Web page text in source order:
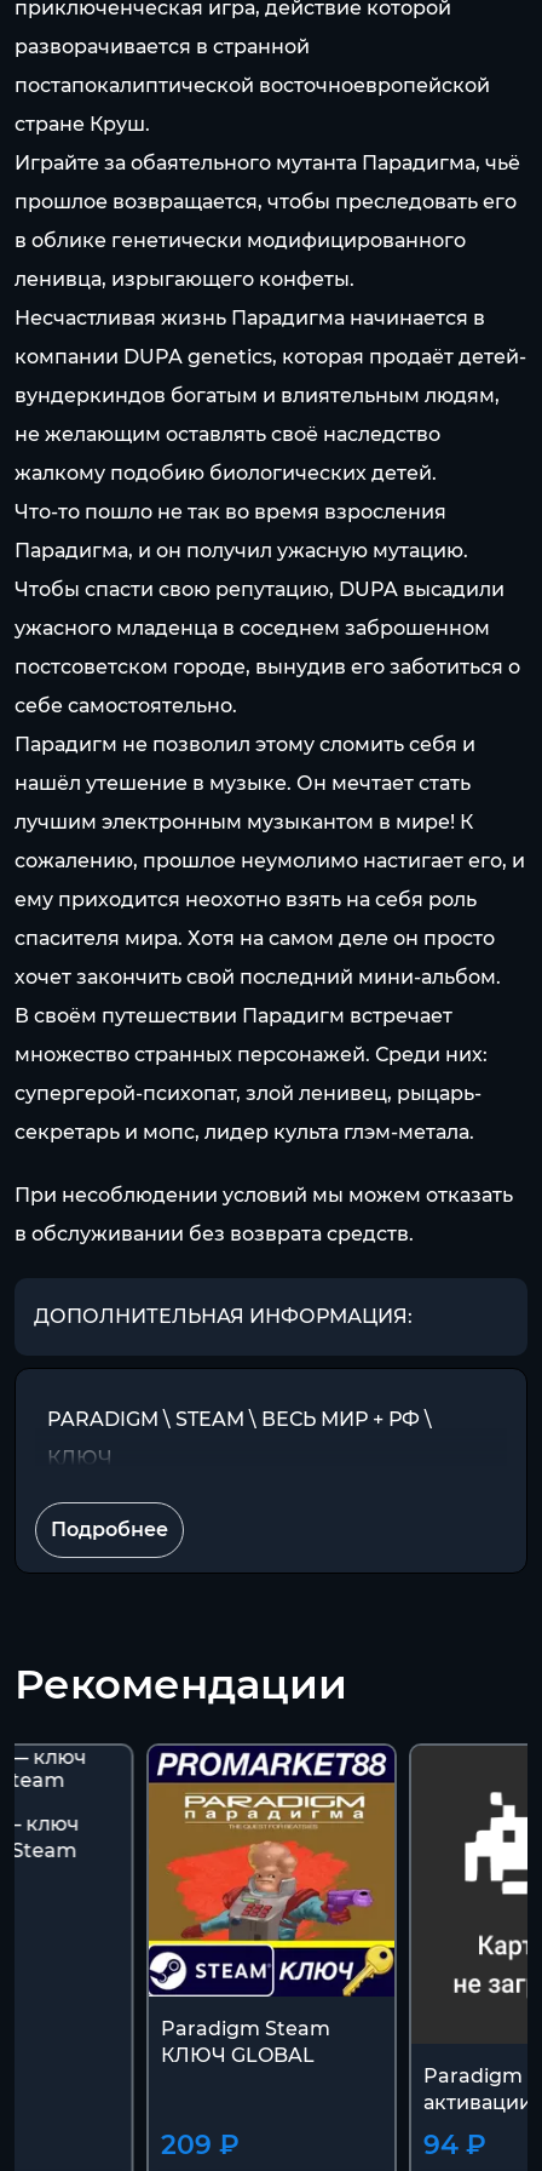
приключенческая игра, действие которой
разворачивается в странной
постапокалиптической восточноевропейской
стране Круш.
Играйте за обаятельного мутанта Парадигма, чьё
прошлое возвращается, чтобы преследовать его
в облике генетически модифицированного
ленивца, изрыгающего конфеты.
Несчастливая жизнь Парадигма начинается в
компании DUPA genetics, которая продаёт детей-
вундеркиндов богатым и влиятельным людям,
не желающим оставлять своё наследство
жалкому подобию биологических детей.
Что-то пошло не так во время взросления
Парадигма, и он получил ужасную мутацию.
Чтобы спасти свою репутацию, DUPA высадили
ужасного младенца в соседнем заброшенном
постсоветском городе, вынудив его заботиться о
себе самостоятельно.
Парадигм не позволил этому сломить себя и
нашёл утешение в музыке. Он мечтает стать
лучшим электронным музыкантом в мире! К
сожалению, прошлое неумолимо настигает его, и
ему приходится неохотно взять на себя роль
спасителя мира. Хотя на самом деле он просто
хочет закончить свой последний мини-альбом.
В своём путешествии Парадигм встречает
множество странных персонажей. Среди них:
супергерой-психопат, злой ленивец, рыцарь-
секретарь и мопс, лидер культа глэм-метала.
При несоблюдении условий мы можем отказать
в обслуживании без возврата средств.
ДОПОЛНИТЕЛЬНАЯ ИНФОРМАЦИЯ:
PARADIGM \ STEAM \ ВЕСЬ МИР + РФ \
КЛЮЧ
Подробнее
Рекомендации
— ключ
Steam
Paradigm Steam
КЛЮЧ GLOBAL
209 ₽
Paradigm
активации
94 ₽